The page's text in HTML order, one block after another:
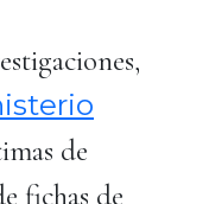
de
fichas de